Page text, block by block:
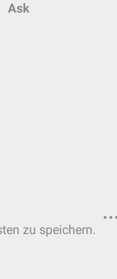
Ask
zu speichern.